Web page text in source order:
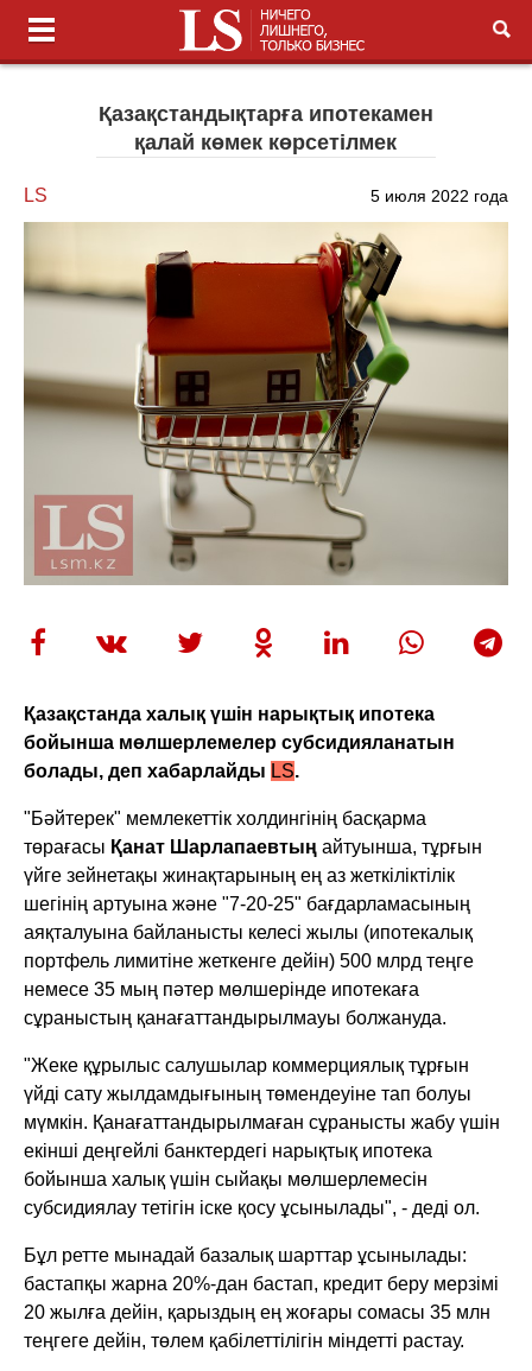
Қазақстандықтарға ипотекамен
қалай көмек көрсетілмек
LS 5 июля 2022 года
Қазақстанда халық үшін нарықтық ипотека
бойынша мөлшерлемелер субсидияланатын
болады, деп хабарлайды LS.
"Бәйтерек" мемлекеттік холдингінің басқарма
төрағасы Қанат Шарлапаевтың айтуынша, тұрғын
үйге зейнетақы жинақтарының ең аз жеткіліктілік
шегінің артуына және "7-20-25" бағдарламасының
аяқталуына байланысты келесі жылы (ипотекалық
портфель лимитіне жеткенге дейін) 500 млрд теңге
немесе 35 мың пәтер мөлшерінде ипотекаға
сұраныстың қанағаттандырылмауы болжануда.
"Жеке құрылыс салушылар коммерциялық тұрғын
үйді сату жылдамдығының төмендеуіне тап болуы
мүмкін. Қанағаттандырылмаған сұранысты жабу үшін
екінші деңгейлі банктердегі нарықтық ипотека
бойынша халық үшін сыйақы мөлшерлемесін
субсидиялау тетігін іске қосу ұсынылады", - деді ол.
Бұл ретте мынадай базалық шарттар ұсынылады:
бастапқы жарна 20%-дан бастап, кредит беру мерзімі
20 жылға дейін, қарыздың ең жоғары сомасы 35 млн
теңгеге дейін, төлем қабілеттілігін міндетті растау.